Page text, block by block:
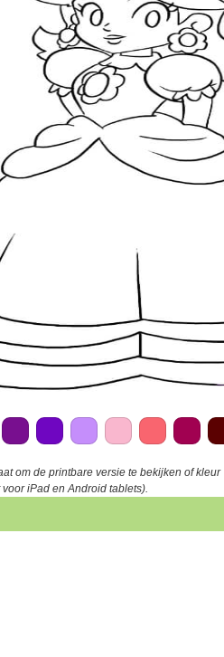
om de printbare versie te bekijken of kleur
iPad en Android tablets).